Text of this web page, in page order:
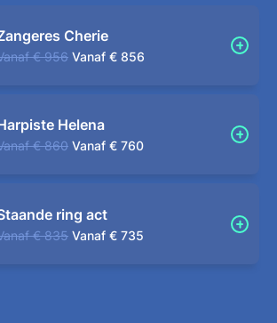
Cherie
€ 956 Vanaf € 856
Helena
€ 860 Vanaf € 760
ring act
€ 835 Vanaf € 735